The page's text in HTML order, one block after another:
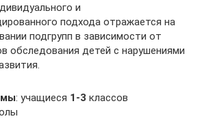
и
подхода отражается на
подгрупп в зависимости от
обследования детей с нарушениями
: учащиеся 1-3 классов